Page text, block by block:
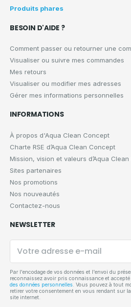
Produits phares
BESOIN D'AIDE ?
Comment passer ou retourner une
Visualiser ou suivre mes commandes
Mes retours
Visualiser ou modifier mes adresses
Gérer mes informations personnelles
INFORMATIONS
À propos d'Aqua Clean Concept
Charte RSE d’Aqua Clean Concept
Mission, vision et valeurs d’Aqua
Sites partenaires
Nos promotions
Nos nouveautés
Contactez-nous
NEWSLETTER
Votre
adresse
e-
mail
Par l'encodage de vos données et l'envoi du
reconnaissez avoir pris connaissance et
des données personnelles . Vous pouvez à tout
retirer votre consentement en vous rendant sur
site internet.